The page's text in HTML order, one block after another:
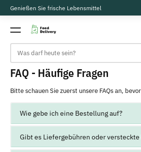
Genießen Sie frische Lebensmittel
FAQ - Häufige Fragen
Bitte schauen Sie zuerst unsere FAQs an,
Wie gebe ich eine Bestellung auf?
Gibt es Liefergebühren oder versteckte